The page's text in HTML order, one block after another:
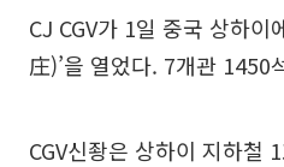
CJ CGV가 1일 중국 상하이
庄)’을 열었다. 7개관 1450
CGV신좡은 상하이 지하철